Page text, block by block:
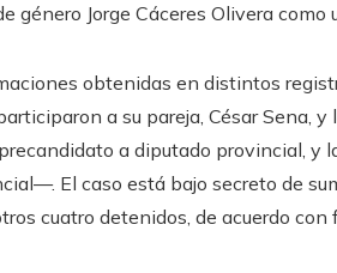
género Jorge Cáceres Olivera como
obtenidas en distintos
a su pareja, César Sena,
a diputado provincial, y
El caso está bajo secreto de
cuatro detenidos, de acuerdo